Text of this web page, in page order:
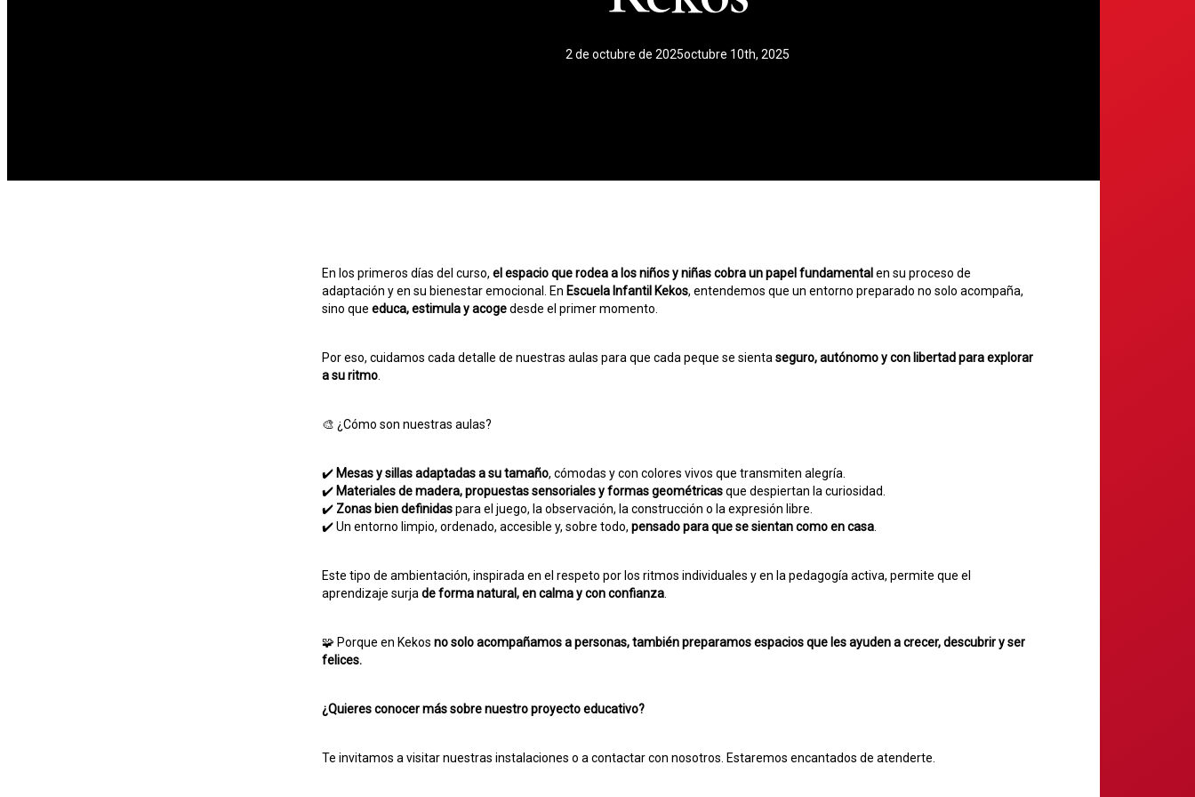
2 de octubre de 2025octubre 10th, 2025
En los primeros días del curso, el espacio que rodea a los niños y niñas cobra un papel fundamental en su proceso de
adaptación y en su bienestar emocional. En Escuela Infantil Kekos, entendemos que un entorno preparado no solo acompaña,
sino que educa, estimula y acogedesde el primer momento.
Por eso, cuidamos cada detalle de nuestras aulas para que cada peque se sienta seguro, autónomo y con libertad para explorar
a su ritmo
🎨 ¿Cómo son nuestras aulas?
✔️ Mesas y sillas adaptadas a su tamaño, cómodas y con colores vivos que transmiten alegría.
✔️ Materiales de madera, propuestas sensoriales y formas geométricasque despiertan la curiosidad.
✔️ Zonas bien definidaspara el juego, la observación, la construcción o la expresión libre.
✔️ Un entorno limpio, ordenado, accesible y, sobre todo, pensado para que se sientan como en casa
Este tipo de ambientación, inspirada en el respeto por los ritmos individuales y en la pedagogía activa, permite que el
aprendizaje surja de forma natural, en calma y con confianza
🧩 Porque en Kekos no solo acompañamos a personas, también preparamos espacios que les ayuden a crecer, descubrir y ser
felices.
¿Quieres conocer más sobre nuestro proyecto educativo?
Te invitamos a visitar nuestras instalaciones o a contactar con nosotros. Estaremos encantados de atenderte.